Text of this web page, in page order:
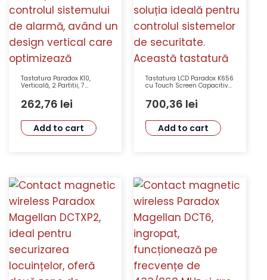
Tastatura Paradox K10,
Verticală, 2 Partitii, 7
Panică
262,76 lei
Add to cart
Tastatura LCD Paradox K656
cu Touch Screen Capacitive,
Ajustabilă
700,36 lei
Add to cart